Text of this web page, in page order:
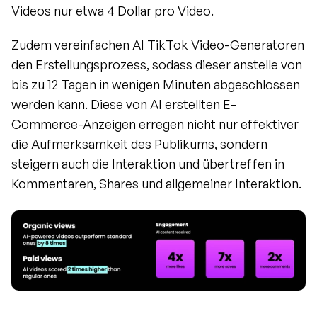
Videos nur etwa 4 Dollar pro Video.
Zudem vereinfachen AI TikTok Video-Generatoren
den Erstellungsprozess, sodass dieser anstelle von
bis zu 12 Tagen in wenigen Minuten abgeschlossen
werden kann. Diese von AI erstellten E-
Commerce-Anzeigen erregen nicht nur effektiver
die Aufmerksamkeit des Publikums, sondern
steigern auch die Interaktion und übertreffen in
Kommentaren, Shares und allgemeiner Interaktion.